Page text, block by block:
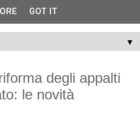
▼
degli appalti
le novità
GOT IT